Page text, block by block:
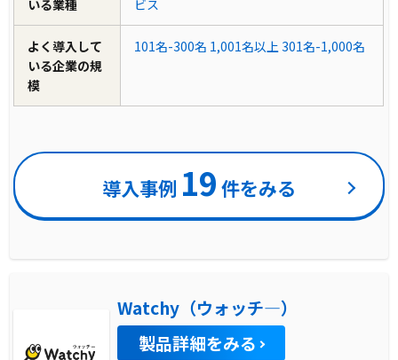
いる業種
ビス
よく導入して
いる企業の規
模
101名-300名 1,001名以上301名-1,000名
導入事例 19 件をみる
Watchy（ウォッチ―）
製品詳細をみる